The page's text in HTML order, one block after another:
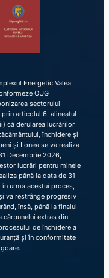
Energetic Valea
OUG
sectorului
articolul 6, alineatul
că derularea lucrărilor
închidere și
și Lonea se va realiza
Decembrie 2026,
lucrări pentru minele
până la data de 31
urma acestui proces,
va restrânge progresiv
însă, până la finalul
cărbunelui extras din
de închidere a
și în conformitate